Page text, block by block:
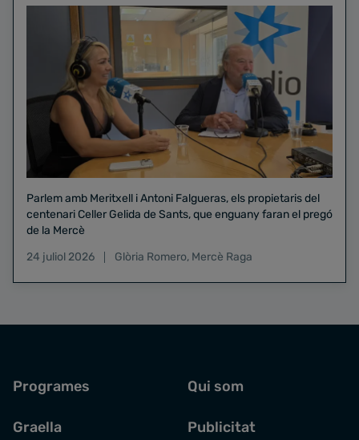
Parlem amb Meritxell i Antoni Falgueras, els propietaris del
centenari Celler Gelida de Sants, que enguany faran el pregó
de la Mercè
24 juliol 2026
Glòria Romero, Mercè Raga
Programes
Graella
Qui som
Publicitat